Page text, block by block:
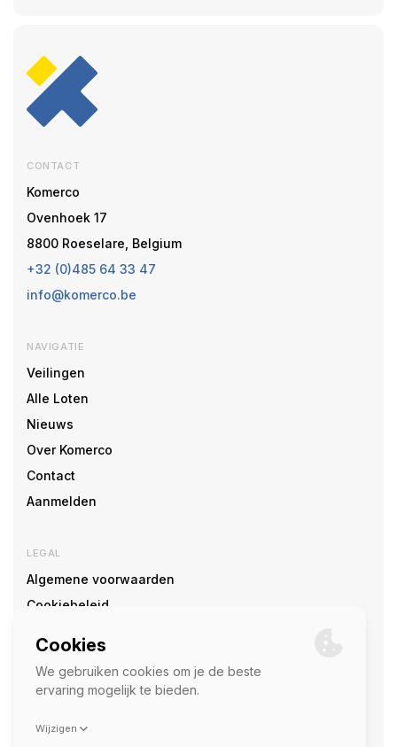
CONTACT
Komerco
Ovenhoek 17
8800 Roeselare, Belgium
+32 (0)485 64 33 47
info@komerco.be
NAVIGATIE
Veilingen
Alle Loten
Nieuws
Over Komerco
Contact
Aanmelden
LEGAL
Algemene voorwaarden
Cookiebeleid
SOCIAL